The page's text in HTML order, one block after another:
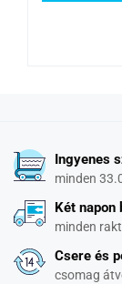
Ingyenes
minden
Két
minden
Csere és
csomag